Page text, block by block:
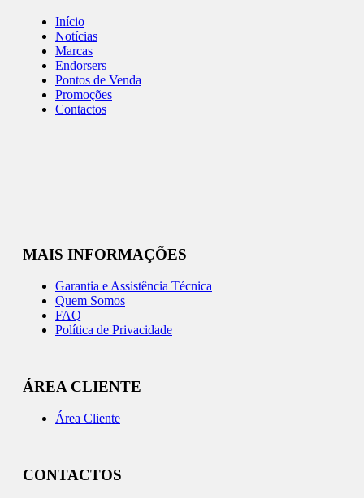
Início
Notícias
Marcas
Endorsers
Pontos de Venda
Promoções
Contactos
MAIS INFORMAÇÕES
Garantia e Assistência Técnica
Quem Somos
FAQ
Política de Privacidade
ÁREA CLIENTE
Área Cliente
CONTACTOS